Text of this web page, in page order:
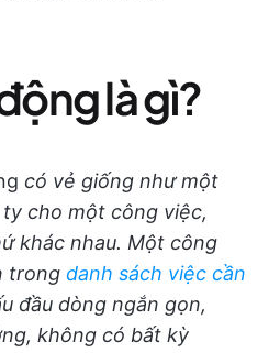
là gì?
có vẻ giống như một
cho một công việc,
khác nhau. Một công
trong danh sách việc cần
đầu dòng ngắn gọn,
không có bất kỳ